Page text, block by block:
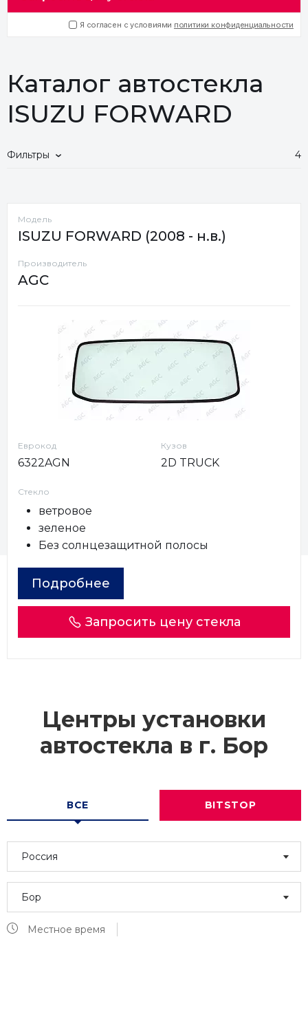
Я согласен с условиями политики конфиденциальности
Каталог автостекла
ISUZU FORWARD
Фильтры 4
Модель
ISUZU FORWARD (2008 - н.в.)
Производитель
AGC
Еврокод
6322AGN
Кузов
2D TRUCK
Стекло
ветровое
зеленое
Без солнцезащитной полосы
Подробнее
Запросить цену стекла
Центры установки
автостекла в г. Бор
ВСЕ BITSTOP
Россия
Бор
Местное время